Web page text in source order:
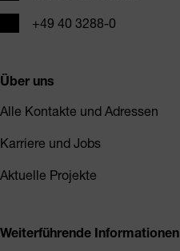
Telefon+49 40 3288-0
Über uns
Alle Kontakte und Adressen
Karriere und Jobs
Aktuelle Projekte
Weiterführende Informationen